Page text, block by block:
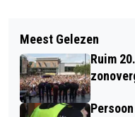
AZ
FANS
WOUNDED
REDBONE
AMERIKAAN
Meest Gelezen
Ruim